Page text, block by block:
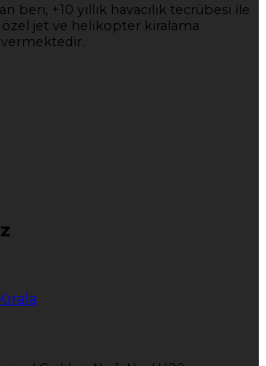
beri, +10 yıllık havacılık tecrübesi ile
jet ve helikopter kiralama